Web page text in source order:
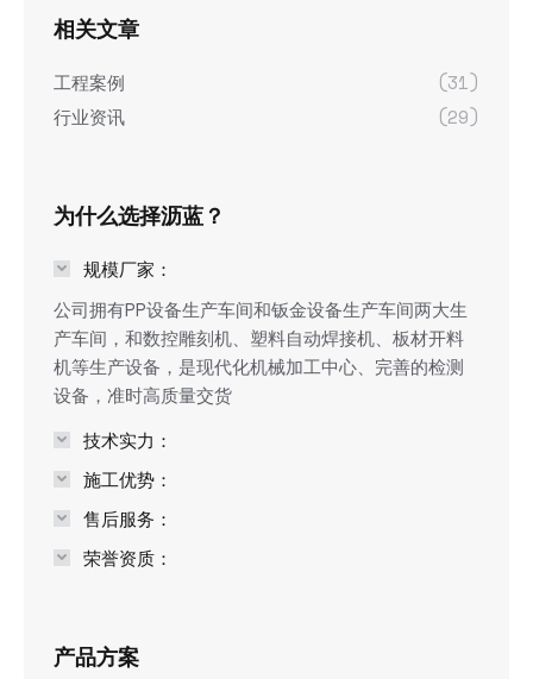
相关文章
工程案例
(31)
行业资讯
(29)
为什么选择沥蓝？
规模厂家：
公司拥有PP设备生产车间和钣金设备生产车间两大生
产车间，和数控雕刻机、塑料自动焊接机、板材开料
机等生产设备，是现代化机械加工中心、完善的检测
设备，准时高质量交货
技术实力：
施工优势：
售后服务：
荣誉资质：
产品方案